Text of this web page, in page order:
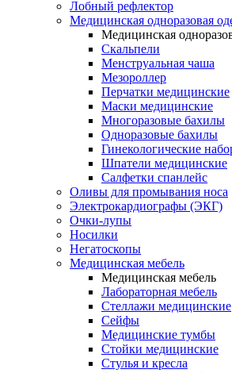
Лобный рефлектор
Медицинская одноразовая
Медицинская
Скальпели
Менструальная чаша
Мезороллер
Перчатки медицинские
Маски медицинские
Многоразовые бахилы
Одноразовые бахилы
Гинекологические
Шпатели медицинские
Салфетки спанлейс
Оливы для промывания носа
Электрокардиографы (ЭКГ)
Очки-лупы
Носилки
Негатоскопы
Медицинская мебель
Медицинская мебель
Лабораторная мебель
Стеллажи медицинские
Сейфы
Медицинские тумбы
Стойки медицинские
Cтулья и кресла